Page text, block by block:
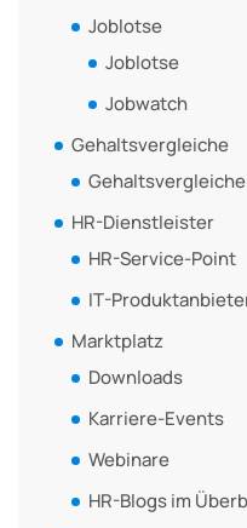
Joblotse
Joblotse
Jobwatch
Gehaltsvergleiche
HR-Dienstleister
HR-Service-Point
IT-
Marktplatz
Downloads
Karriere-Events
Webinare
HR-Blogs im